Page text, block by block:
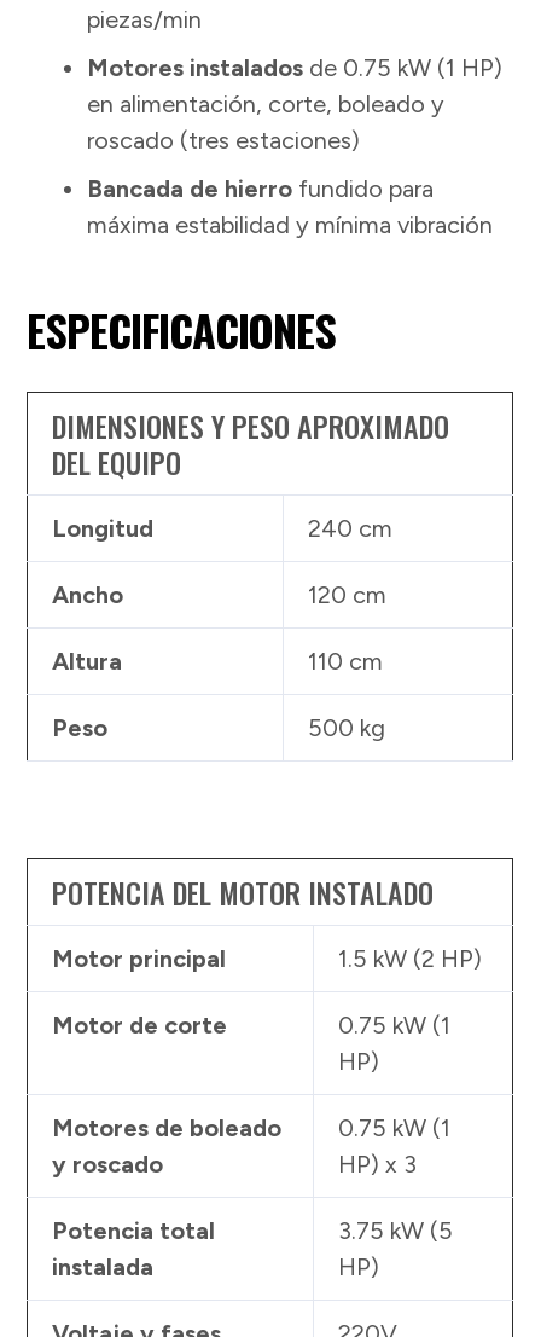
piezas/min
Motores instalados de 0.75 kW (1 HP)
en alimentación, corte, boleado y
roscado (tres estaciones)
Bancada de hierro fundido para
máxima estabilidad y mínima vibración
ESPECIFICACIONES
DIMENSIONES Y PESO APROXIMADO
DEL EQUIPO
Longitud 240 cm
Ancho 120 cm
Altura 110 cm
Peso 500 kg
POTENCIA DEL MOTOR INSTALADO
Motor principal 1.5 kW (2 HP)
Motor de corte
0.75 kW (1
HP)
Motores de boleado
y roscado
0.75 kW (1
HP) x 3
Potencia total
instalada
3.75 kW (5
HP)